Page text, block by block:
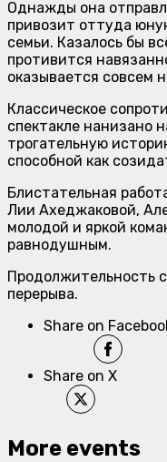
Однажды она
привозит оттуда
семьи. Казалось бы
противится
оказывается совсем
Классическое
спектакле нанизано
трогательную
способной как
Блистательная
Лии Ахеджаковой,
молодoй и яркой
равнодушным.
Продолжительность
перерыва.
Share on
Share on X
More events